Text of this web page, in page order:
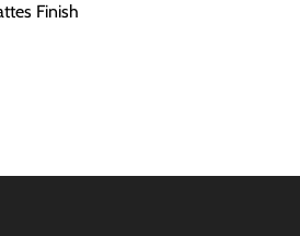
Finish